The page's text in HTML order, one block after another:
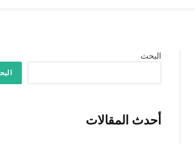
البحث
أحدث المقالات